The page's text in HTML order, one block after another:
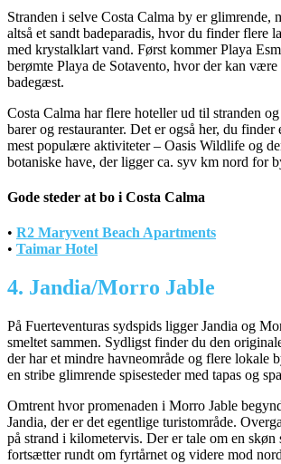
Stranden i selve Costa Calma by er glimrende,
altså et sandt badeparadis, hvor du finder flere
med krystalklart vand. Først kommer Playa
berømte Playa de Sotavento, hvor der kan
badegæst.
Costa Calma har flere hoteller ud til stranden
barer og restauranter. Det er også her, du finder
mest populære aktiviteter – Oasis Wildlife og
botaniske have, der ligger ca. syv km nord for
Gode steder at bo i Costa Calma
• R2 Maryvent Beach Apartments
• Taimar Hotel
4. Jandia/Morro Jable
På Fuerteventuras sydspids ligger Jandia og
smeltet sammen. Sydligst finder du den
der har et mindre havneområde og flere lokale
en stribe glimrende spisesteder med tapas og
Omtrent hvor promenaden i Morro Jable
Jandia, der er det egentlige turistområde.
på strand i kilometervis. Der er tale om en skøn
fortsætter rundt om fyrtårnet og videre mod